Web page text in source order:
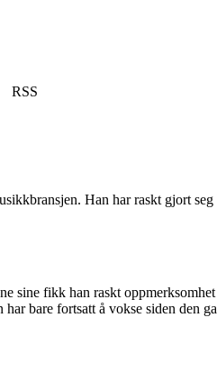
RSS
Han har raskt gjort
sine fikk han raskt
bare fortsatt å vokse siden den